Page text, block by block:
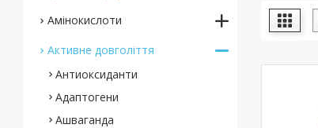
Амінокислоти
Активне довголіття
Антиоксиданти
Адаптогени
Ашваганда